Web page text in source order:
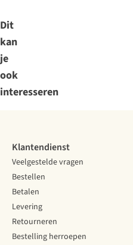
Dit
kan
je
ook
interesseren
Klantendienst
Veelgestelde vragen
Bestellen
Betalen
Levering
Retourneren
Bestelling herroepen